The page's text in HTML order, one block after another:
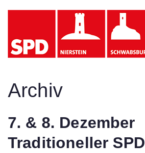
Archiv
7. & 8. Dezember
Traditioneller SPD